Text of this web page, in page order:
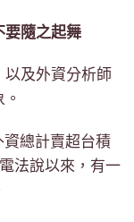
隨之起舞
及外資分析師
總計賣超台積
法說以來，有一